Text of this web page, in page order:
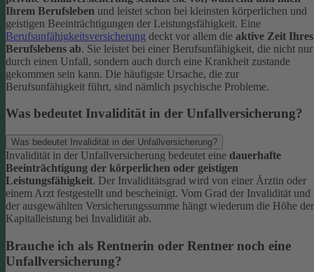
Ihrem Berufsleben und leistet schon bei kleinsten körperlichen und
geistigen Beeinträchtigungen der Leistungsfähigkeit. Eine
Berufsunfähigkeitsversicherung deckt vor allem die aktive Zeit Ihres
Berufslebens ab. Sie leistet bei einer Berufsunfähigkeit, die nicht nur
durch einen Unfall, sondern auch durch eine Krankheit zustande
gekommen sein kann. Die häufigste Ursache, die zur
Berufsunfähigkeit führt, sind nämlich psychische Probleme.
Was bedeutet Invalidität in der Unfallversicherung?
Was bedeutet Invalidität in der Unfallversicherung?
Invalidität in der Unfallversicherung bedeutet eine dauerhafte
Beeinträchtigung der körperlichen oder geistigen
Leistungsfähigkeit. Der Invaliditätsgrad wird von einer Ärztin oder
einem Arzt festgestellt und bescheinigt. Vom Grad der Invalidität und
der ausgewählten Versicherungssumme hängt wiederum die Höhe der
Kapitalleistung bei Invalidität ab.
Brauche ich als Rentnerin oder Rentner noch eine
Unfallversicherung?